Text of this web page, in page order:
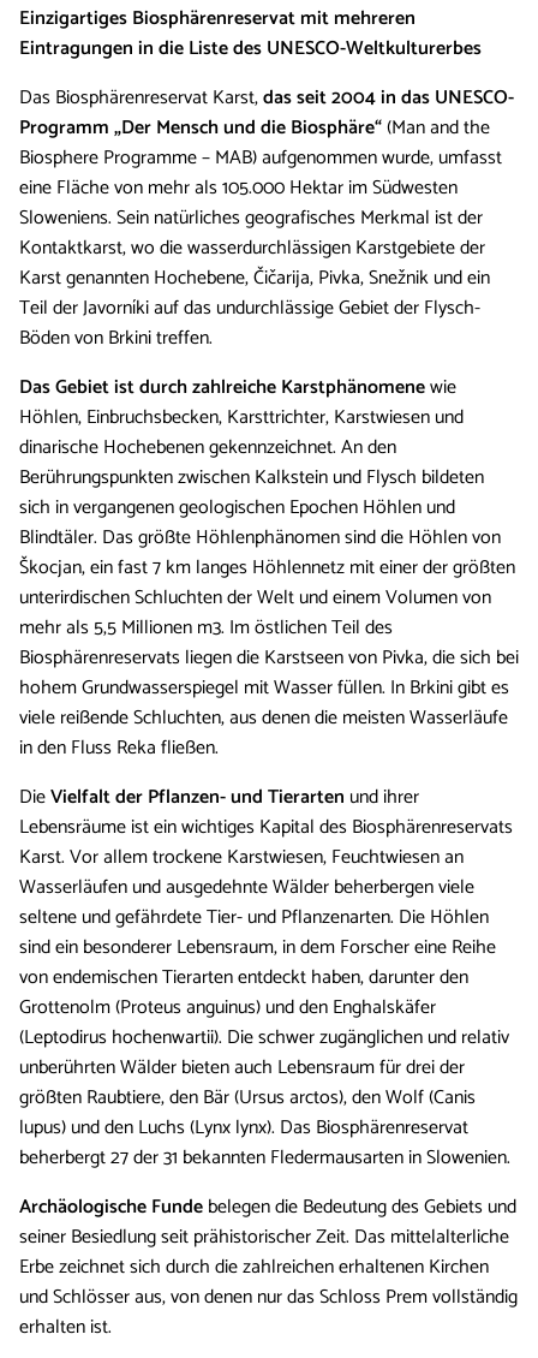
Einzigartiges Biosphärenreservat mit mehreren
Eintragungen in die Liste des UNESCO-Weltkulturerbes
Das Biosphärenreservat Karst,das seit 2004 in das UNESCO-
Programm „Der Mensch und die Biosphäre“(Man and the
Biosphere Programme – MAB) aufgenommen wurde, umfasst
eine Fläche von mehr als 105.000 Hektar im Südwesten
Sloweniens. Sein natürliches geografisches Merkmal ist der
Kontaktkarst, wo die wasserdurchlässigen Karstgebiete der
Karst genannten Hochebene, Čičarija, Pivka, Snežnik und ein
Teil der Javorníki auf das undurchlässige Gebiet der Flysch-
Böden von Brkini treffen.
Das Gebiet ist durch zahlreiche Karstphänomenewie
Höhlen, Einbruchsbecken, Karsttrichter, Karstwiesen und
dinarische Hochebenen gekennzeichnet. An den
Berührungspunkten zwischen Kalkstein und Flysch bildeten
sich in vergangenen geologischen Epochen Höhlen und
Blindtäler. Das größte Höhlenphänomen sind die Höhlen von
Škocjan, ein fast 7 km langes Höhlennetz mit einer der größten
unterirdischen Schluchten der Welt und einem Volumen von
mehr als 5,5 Millionen m3. Im östlichen Teil des
Biosphärenreservats liegen die Karstseen von Pivka, die sich bei
hohem Grundwasserspiegel mit Wasser füllen. In Brkini gibt es
viele reißende Schluchten, aus denen die meisten Wasserläufe
in den Fluss Reka fließen.
DieVielfalt der Pflanzen- und Tierarten und ihrer
Lebensräume ist ein wichtiges Kapital des Biosphärenreservats
Karst. Vor allem trockene Karstwiesen, Feuchtwiesen an
Wasserläufen und ausgedehnte Wälder beherbergen viele
seltene und gefährdete Tier- und Pflanzenarten. Die Höhlen
sind ein besonderer Lebensraum, in dem Forscher eine Reihe
von endemischen Tierarten entdeckt haben, darunter den
Grottenolm (Proteus anguinus) und den Enghalskäfer
(Leptodirus hochenwartii). Die schwer zugänglichen und relativ
unberührten Wälder bieten auch Lebensraum für drei der
größten Raubtiere, den Bär (Ursus arctos), den Wolf (Canis
lupus) und den Luchs (Lynx lynx). Das Biosphärenreservat
beherbergt 27 der 31 bekannten Fledermausarten in Slowenien.
Archäologische Fundebelegen die Bedeutung des Gebiets und
seiner Besiedlung seit prähistorischer Zeit. Das mittelalterliche
Erbe zeichnet sich durch die zahlreichen erhaltenen Kirchen
und Schlösser aus, von denen nur das Schloss Prem vollständig
erhalten ist.